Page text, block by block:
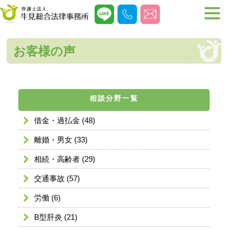
お客様の声
相談分野一覧
借金・過払金 (48)
離婚・男女 (33)
相続・高齢者 (29)
交通事故 (57)
労働 (6)
B型肝炎 (21)